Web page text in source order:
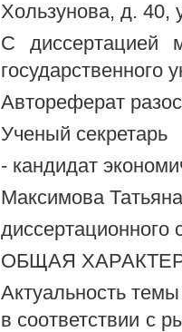
Хользунова, д.
С диссертацией
государственного
Автореферат
Ученый секретарь
- кандидат
Максимова
диссертационного
ОБЩАЯ
Актуальность
в соответствии с